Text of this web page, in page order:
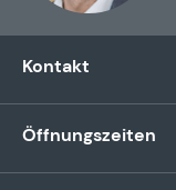
Kontakt
Öffnungszeiten